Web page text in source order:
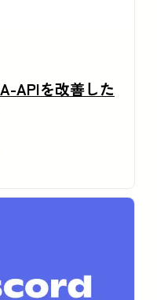
APIを改善した